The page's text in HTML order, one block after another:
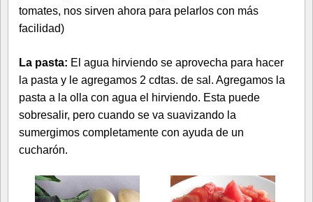
tomates, nos sirven ahora para pelarlos con más
facilidad)
La pasta: El agua hirviendo se aprovecha para hacer
la pasta y le agregamos 2 cdtas. de sal. Agregamos la
pasta a la olla con agua el hirviendo. Esta puede
sobresalir, pero cuando se va suavizando la
sumergimos completamente con ayuda de un
cucharón.